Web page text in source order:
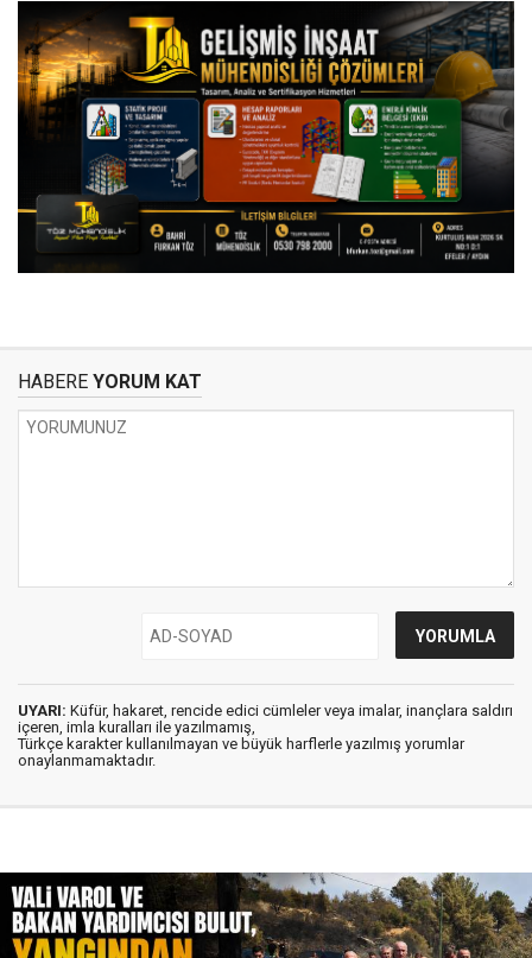
HABERE YORUM KAT
UYARI: Küfür, hakaret, rencide edici cümleler veya imalar, inançlara saldırı
içeren, imla kuralları ile yazılmamış,
Türkçe karakter kullanılmayan ve büyük harflerle yazılmış yorumlar
onaylanmamaktadır.